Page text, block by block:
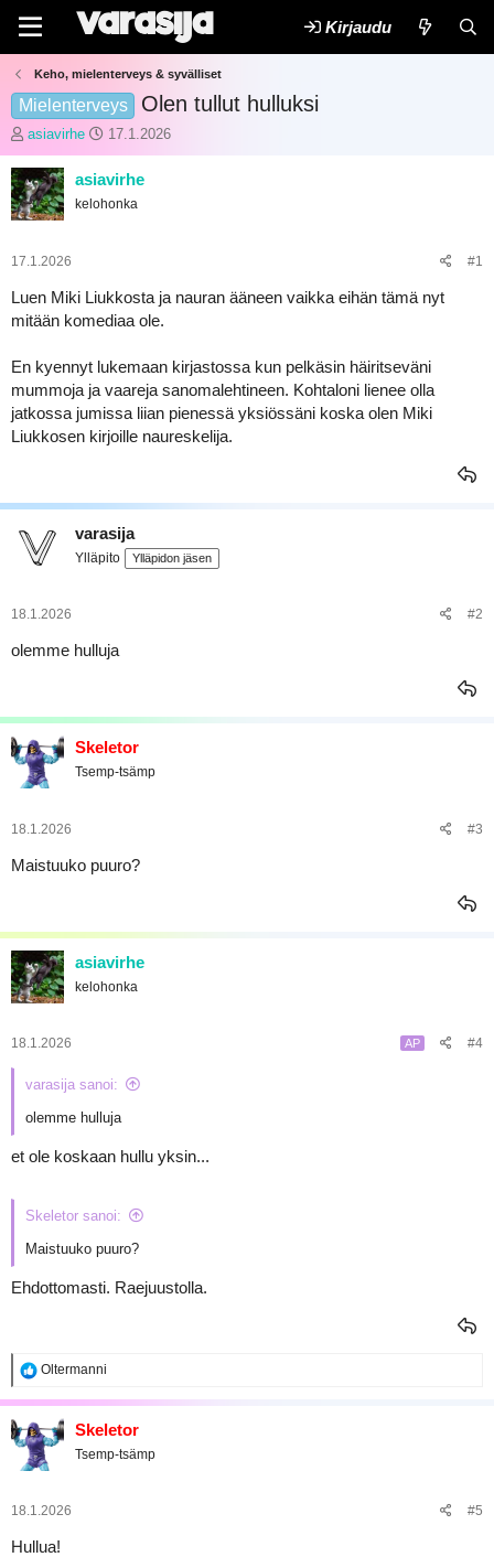
Kirjaudu
Keho, mielenterveys & syvälliset
Mielenterveys Olen tullut hulluksi
K
e
s
k
u
l
u
n
l
o
i
t
a
asiavirhe
A
l
o
t
ä
v
m
ä
ä
r
ä
17.1.2026
asiavirhe
kelohonka
17.1.2026 #1
Luen Miki Liukkosta ja nauran ääneen vaikka eihän tämä nyt
mitään komediaa ole.
En kyennyt lukemaan kirjastossa kun pelkäsin häiritseväni
mummoja ja vaareja sanomalehtineen. Kohtaloni lienee olla
jatkossa jumissa liian pienessä yksiössäni koska olen Miki
Liukkosen kirjoille naureskelija.
varasija
Ylläpito Ylläpidon jäsen
18.1.2026 #2
olemme hulluja
Skeletor
Tsemp-tsämp
18.1.2026 #3
Maistuuko puuro?
asiavirhe
kelohonka
18.1.2026 AP #4
varasija sanoi:
olemme hulluja
et ole koskaan hullu yksin...
Skeletor sanoi:
Maistuuko puuro?
Ehdottomasti. Raejuustolla.
R
a
t
i
o
:
Oltermanni
Skeletor
Tsemp-tsämp
18.1.2026 #5
Hullua!